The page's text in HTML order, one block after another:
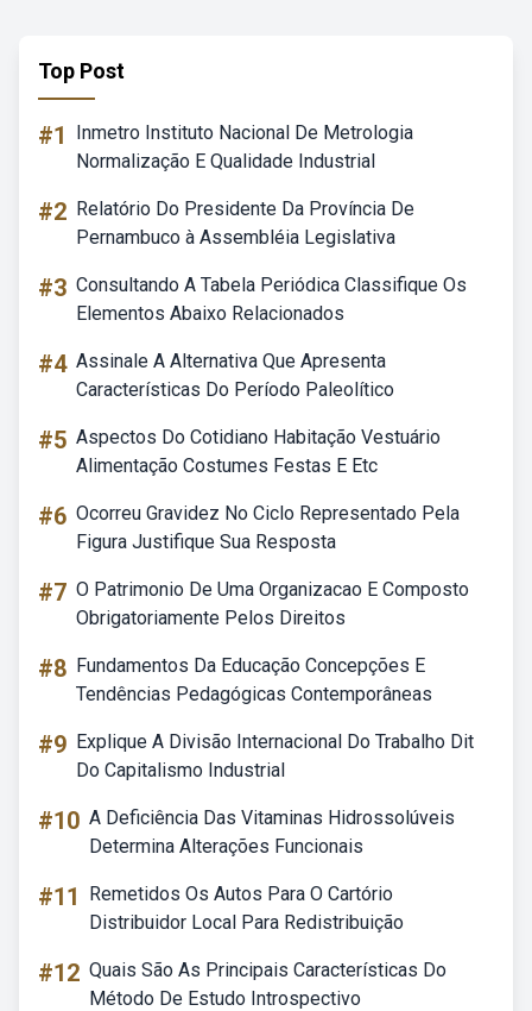
Top Post
#1
Inmetro Instituto Nacional De Metrologia
Normalização E Qualidade Industrial
#2 Relatório Do Presidente Da Província De
Pernambuco à Assembléia Legislativa
#3 Consultando A Tabela Periódica Classifique Os
Elementos Abaixo Relacionados
#4 Assinale A Alternativa Que Apresenta
Características Do Período Paleolítico
#5 Aspectos Do Cotidiano Habitação Vestuário
Alimentação Costumes Festas E Etc
#6 Ocorreu Gravidez No Ciclo Representado Pela
Figura Justifique Sua Resposta
#7 O Patrimonio De Uma Organizacao E Composto
Obrigatoriamente Pelos Direitos
#8 Fundamentos Da Educação Concepções E
Tendências Pedagógicas Contemporâneas
#9 Explique A Divisão Internacional Do Trabalho Dit
Do Capitalismo Industrial
#10 A Deficiência Das Vitaminas Hidrossolúveis
Determina Alterações Funcionais
#11
Remetidos Os Autos Para O Cartório
Distribuidor Local Para Redistribuição
#12 Quais São As Principais Características Do
Método De Estudo Introspectivo